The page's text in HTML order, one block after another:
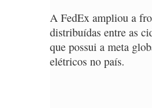
A FedEx ampliou a
distribuídas entre as
que possui a meta
elétricos no país.